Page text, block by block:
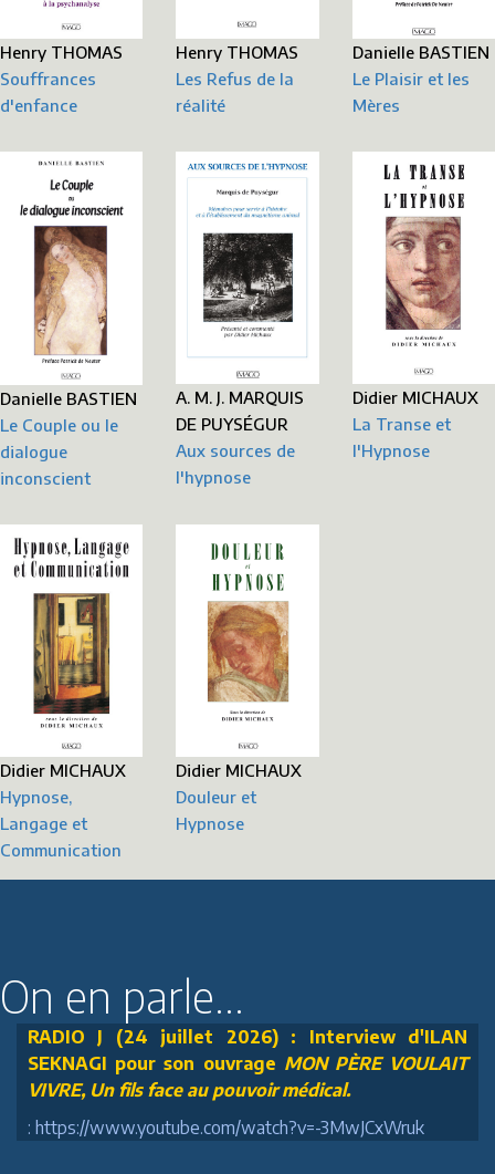
Henry THOMAS
Souffrances
d'enfance
Henry THOMAS
Les Refus de la
réalité
Danielle BASTIEN
Le Plaisir et les
Mères
Danielle BASTIEN
Le Couple ou le
dialogue
inconscient
A. M. J. MARQUIS
DE PUYSÉGUR
Aux sources de
l'hypnose
Didier MICHAUX
La Transe et
l'Hypnose
Didier MICHAUX
Hypnose,
Langage et
Communication
Didier MICHAUX
Douleur et
Hypnose
On en parle...
RADIO J (24 juillet 2026) : Interview d'ILAN
SEKNAGI pour son ouvrage MON PÈRE VOULAIT
VIVRE, Un fils face au pouvoir médical.
: https://www.youtube.com/watch?v=-3MwJCxWruk